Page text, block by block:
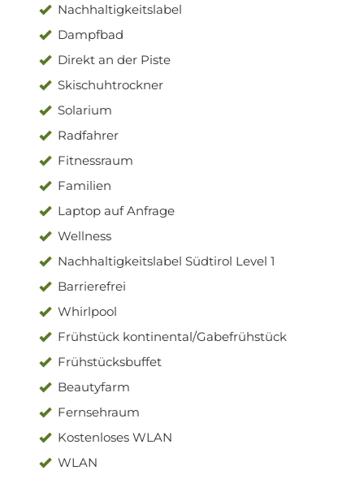
Nachhaltigkeitslabel
Dampfbad
Direkt an der Piste
Skischuhtrockner
Solarium
Radfahrer
Fitnessraum
Familien
Laptop auf Anfrage
Wellness
Nachhaltigkeitslabel Südtirol Level 1
Barrierefrei
Whirlpool
Frühstück kontinental/Gabefrühstück
Frühstücksbuffet
Beautyfarm
Fernsehraum
Kostenloses WLAN
WLAN